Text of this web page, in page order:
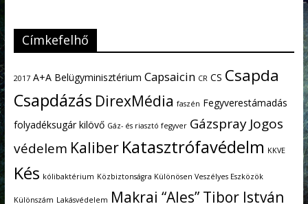
Címkefelhő
2017 A+A Belügyminisztérium Capsaicin CR CS Csapda
Csapdázás DirexMédia faszén Fegyverestámadás
folyadéksugár kilövő Gáz- és riasztó fegyver Gázspray Jogos
védelem Kaliber Katasztrófavédelm KKVE
Kés kólibaktérium Közbiztonságra Különösen Veszélyes Eszközök
Különszám Lakásvédelem Makrai “Ales” Tibor István